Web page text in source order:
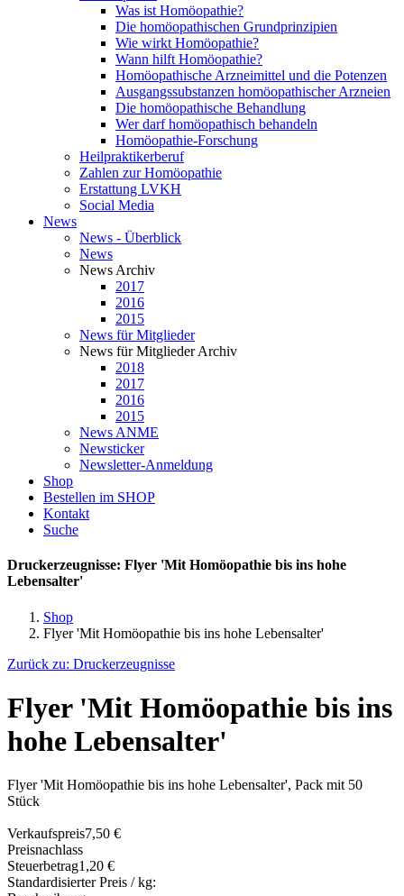
Was ist Homöopathie?
Die homöopathischen Grundprinzipien
Wie wirkt Homöopathie?
Wann hilft Homöopathie?
Homöopathische Arzneimittel und die Potenzen
Ausgangssubstanzen homöopathischer Arzneien
Die homöopathische Behandlung
Wer darf homöopathisch behandeln
Homöopathie-Forschung
Heilpraktikerberuf
Zahlen zur Homöopathie
Erstattung LVKH
Social Media
News
News - Überblick
News
News Archiv
2017
2016
2015
News für Mitglieder
News für Mitglieder Archiv
2018
2017
2016
2015
News ANME
Newsticker
Newsletter-Anmeldung
Shop
Bestellen im SHOP
Kontakt
Suche
Druckerzeugnisse: Flyer 'Mit Homöopathie bis ins hohe
Lebensalter'
Shop
Flyer 'Mit Homöopathie bis ins hohe Lebensalter'
Zurück zu: Druckerzeugnisse
Flyer 'Mit Homöopathie bis ins
hohe Lebensalter'
Flyer 'Mit Homöopathie bis ins hohe Lebensalter', Pack mit 50
Stück
Verkaufspreis7,50 €
Preisnachlass
Steuerbetrag1,20 €
Standardisierter Preis / kg: